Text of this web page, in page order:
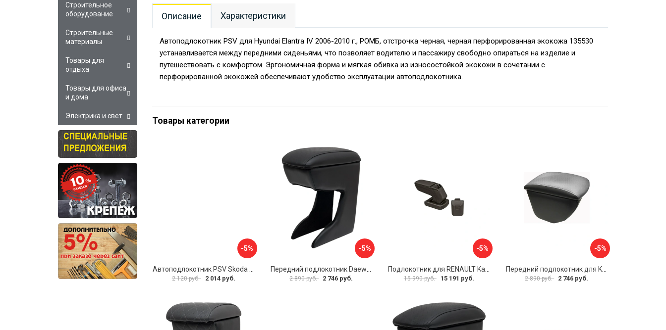
Описание Характеристики
Автоподлокотник PSV для Hyundai Elantra IV 2006-2010 г., РОМБ, отстрочка черная, черная перфорированная экокожа 135530
устанавливается между передними сиденьями, что позволяет водителю и пассажиру свободно опираться на изделие и
путешествовать с комфортом. Эргономичная форма и мягкая обивка из износостойкой экокожи в сочетании с
перфорированной экокожей обеспечивают удобство эксплуатации автоподлокотника.
Товары категории
-5%
2 120 руб. 2 014 руб.
-5%
2 890 руб. 2 746 руб.
-5%
15 990 руб. 15 191 руб.
-5%
Передний подлокотник для KIA Rio 4 2017-н.в. AVTOLIDER1 PP-KIA-Rio-4-02
2 890 руб. 2 746 руб.
Строительное
оборудование
Строительные
материалы
Товары для
отдыха
Товары для офиса
и дома
Электрика и свет